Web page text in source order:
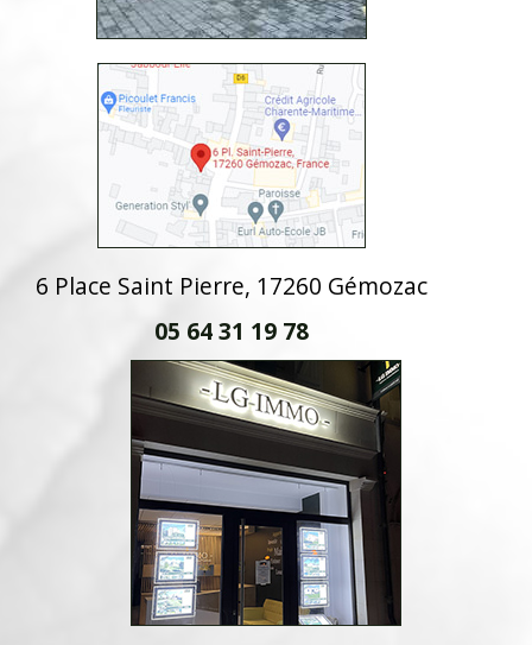
6 Place Saint Pierre, 17260 Gémozac
05 64 31 19 78